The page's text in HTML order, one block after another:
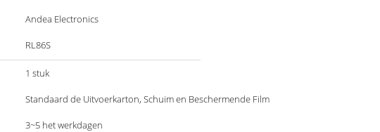
Andea Electronics
RL86S
1 stuk
Standaard de Uitvoerkarton, Schuim en Beschermende Film
3~5 het werkdagen